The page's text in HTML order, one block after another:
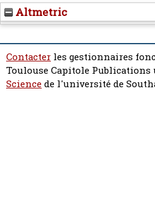
Altmetric
Contacter les gestionnaires
Toulouse Capitole
Sciencede l'université de